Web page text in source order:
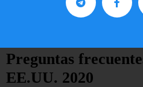
Preguntas
EE.UU. 2020